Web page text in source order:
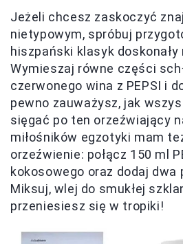
Jeżeli chcesz zaskoczyć
nietypowym, spróbuj
hiszpański klasyk doskonały
Wymieszaj równe części
czerwonego wina z PEPSI i
pewno zauważysz, jak
sięgać po ten orzeźwiający
miłośników egzotyki mam
orzeźwienie: połącz 150 ml
kokosowego oraz dodaj
Miksuj, wlej do smukłej
przeniesiesz się w tropiki!